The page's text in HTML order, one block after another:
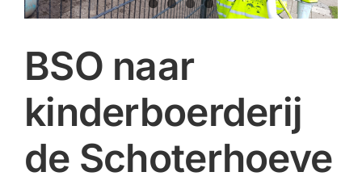
BSO naar
kinderboerderij
de Schoterhoeve